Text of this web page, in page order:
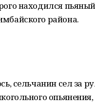
находился
района.
сельчанин сел за